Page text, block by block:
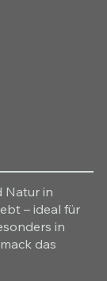
Natur in
– ideal für
in
das